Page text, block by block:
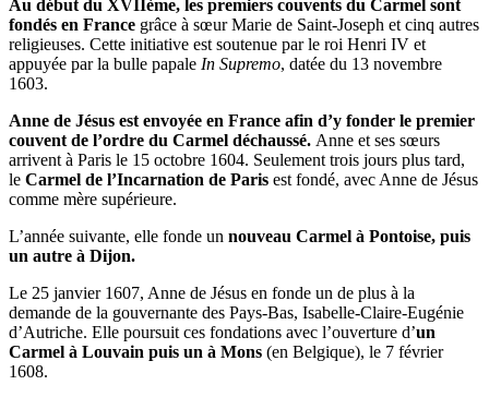
Au début du XVIIème, les premiers couvents du Carmel sont
fondés en France grâce à sœur Marie de Saint-Joseph et cinq autres
religieuses. Cette initiative est soutenue par le roi Henri IV et
appuyée par la bulle papale In Supremo, datée du 13 novembre
1603.
Anne de Jésus est envoyée en France afin d’y fonder le premier
couvent de l’ordre du Carmel déchaussé. Anne et ses sœurs
arrivent à Paris le 15 octobre 1604. Seulement trois jours plus tard,
le Carmel de l’Incarnation de Paris est fondé, avec Anne de Jésus
comme mère supérieure.
L’année suivante, elle fonde un nouveau Carmel à Pontoise, puis
un autre à Dijon.
Le 25 janvier 1607, Anne de Jésus en fonde un de plus à la
demande de la gouvernante des Pays-Bas, Isabelle-Claire-Eugénie
d’Autriche. Elle poursuit ces fondations avec l’ouverture d’un
Carmel à Louvain puis un à Mons (en Belgique), le 7 février
1608.